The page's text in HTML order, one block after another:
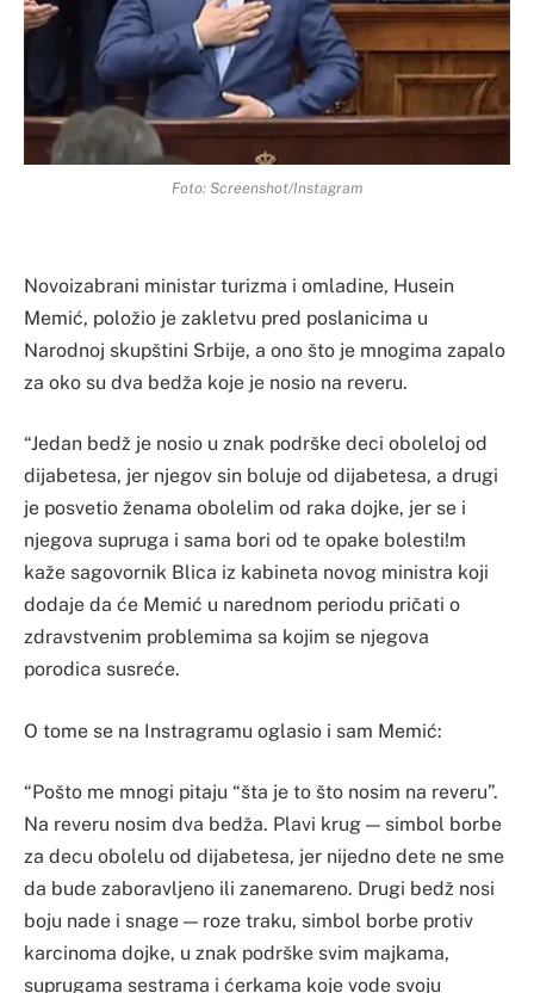
Foto: Screenshot/Instagram
Novoizabrani ministar turizma i omladine, Husein
Memić, položio je zakletvu pred poslanicima u
Narodnoj skupštini Srbije, a ono što je mnogima zapalo
za oko su dva bedža koje je nosio na reveru.
“Jedan bedž je nosio u znak podrške deci oboleloj od
dijabetesa, jer njegov sin boluje od dijabetesa, a drugi
je posvetio ženama obolelim od raka dojke, jer se i
njegova supruga i sama bori od te opake bolesti!m
kaže sagovornik Blica iz kabineta novog ministra koji
dodaje da će Memić u narednom periodu pričati o
zdravstvenim problemima sa kojim se njegova
porodica susreće.
O tome se na Instragramu oglasio i sam Memić:
“Pošto me mnogi pitaju “šta je to što nosim na reveru”.
Na reveru nosim dva bedža. Plavi krug — simbol borbe
za decu obolelu od dijabetesa, jer nijedno dete ne sme
da bude zaboravljeno ili zanemareno. Drugi bedž nosi
boju nade i snage — roze traku, simbol borbe protiv
karcinoma dojke, u znak podrške svim majkama,
suprugama sestrama i ćerkama koje vode svoju